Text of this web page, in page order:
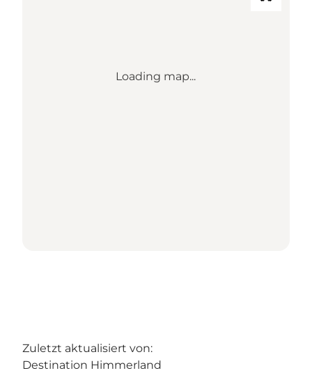
Loading map...
Zuletzt aktualisiert von:
Destination Himmerland